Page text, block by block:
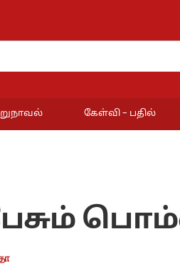
கேள்வி – பதில்